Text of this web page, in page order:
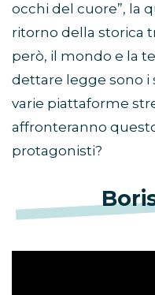
occhi del cuore”, la
ritorno della storica
però, il mondo e la
dettare legge sono i
varie piattaforme
affronteranno
protagonisti?